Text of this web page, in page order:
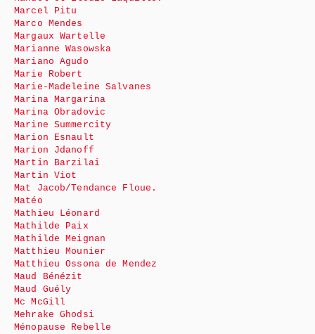
Marcel Pitu
Marco Mendes
Margaux Wartelle
Marianne Wasowska
Mariano Agudo
Marie Robert
Marie-Madeleine Salvanes
Marina Margarina
Marina Obradovic
Marine Summercity
Marion Esnault
Marion Jdanoff
Martin Barzilai
Martin Viot
Mat Jacob/Tendance Floue.
Matéo
Mathieu Léonard
Mathilde Paix
Mathilde Meignan
Matthieu Mounier
Matthieu Ossona de Mendez
Maud Bénézit
Maud Guély
Mc McGill
Mehrake Ghodsi
Ménopause Rebelle